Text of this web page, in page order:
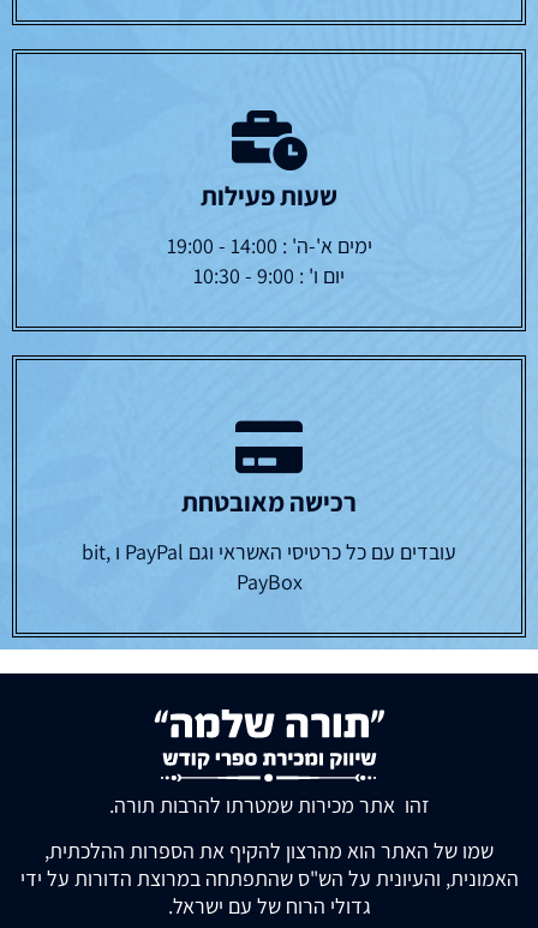
שעות פעילות
ימים א'-ה' : 14:00 - 19:00
יום ו' : 9:00 - 10:30
רכישה מאובטחת
עובדים עם כל כרטיסי האשראי וגם PayPal ו bit,
PayBox
זהו אתר מכירות שמטרתו להרבות תורה.
שמו של האתר הוא מהרצון להקיף את הספרות ההלכתית,
האמונית, והעיונית על הש"ס שהתפתחה במרוצת הדורות על ידי
גדולי הרוח של עם ישראל.